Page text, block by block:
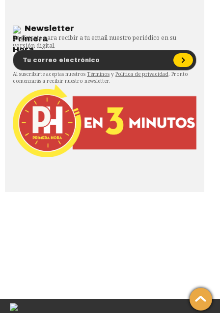
Newsletter
Regístrate para recibir a tu email nuestro periódico en su
versión digital.
Al suscribirte aceptas nuestros Términos y Política de privacidad. Pronto
comenzarás a recibir nuestro newsletter.